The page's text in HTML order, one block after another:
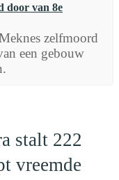
door van 8e
zelfmoord
een gebouw
stalt 222
vreemde